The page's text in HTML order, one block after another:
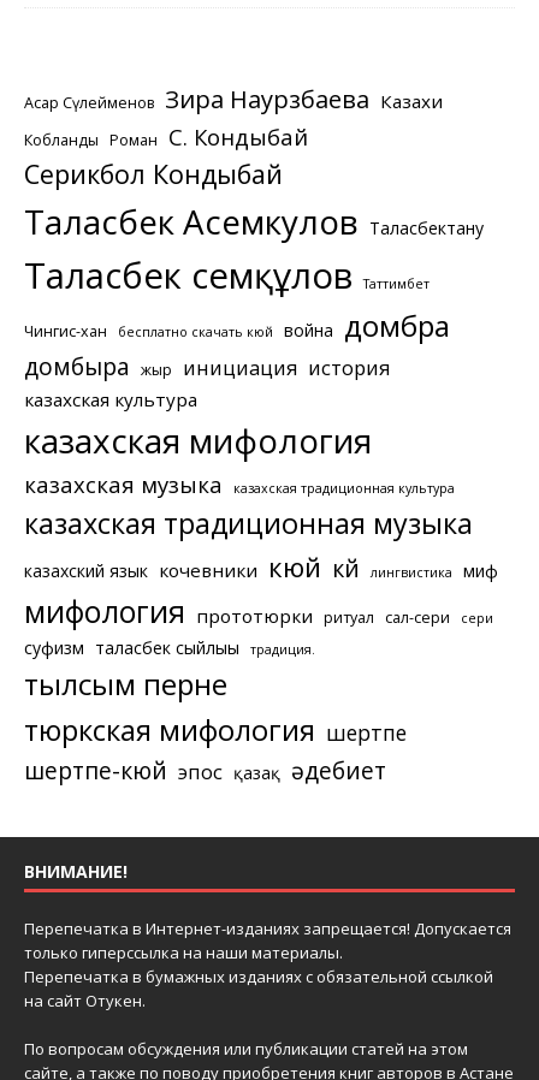
Асқар Сүлейменов Зира Наурзбаева Казахи
Кобланды Роман С. Кондыбай
Серикбол Кондыбай
Таласбек Асемкулов Таласбектану
Таласбек Әсемқұлов Таттимбет
Чингис-хан бесплатно скачать кюй война домбра
домбыра жыр инициация история
казахская культура
казахская мифология
казахская музыка казахская традиционная культура
казахская традиционная музыка
казахский язык кочевники кюй күй лингвистика миф
мифология прототюрки ритуал сал-сери сери
суфизм таласбек сыйлығы традиция.
тылсым перне
тюркская мифология шертпе
шертпе-кюй эпос қазақ әдебиет
ВНИМАНИЕ!
Перепечатка в Интернет-изданиях запрещается! Допускается
только гиперссылка на наши материалы.
Перепечатка в бумажных изданиях с обязательной ссылкой
на сайт Отукен.
По вопросам обсуждения или публикации статей на этом
сайте, а также по поводу приобретения книг авторов в Астане